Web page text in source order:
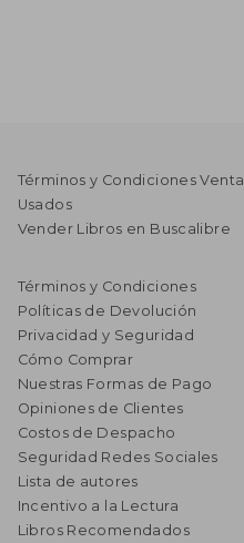
Términos y Condiciones
Usados
Vender Libros en Buscalibre
Términos y Condiciones
Políticas de Devolución
Privacidad y Seguridad
Cómo Comprar
Nuestras Formas de Pago
Opiniones de Clientes
Costos de Despacho
Seguridad Redes Sociales
Lista de autores
Incentivo a la Lectura
Libros Recomendados